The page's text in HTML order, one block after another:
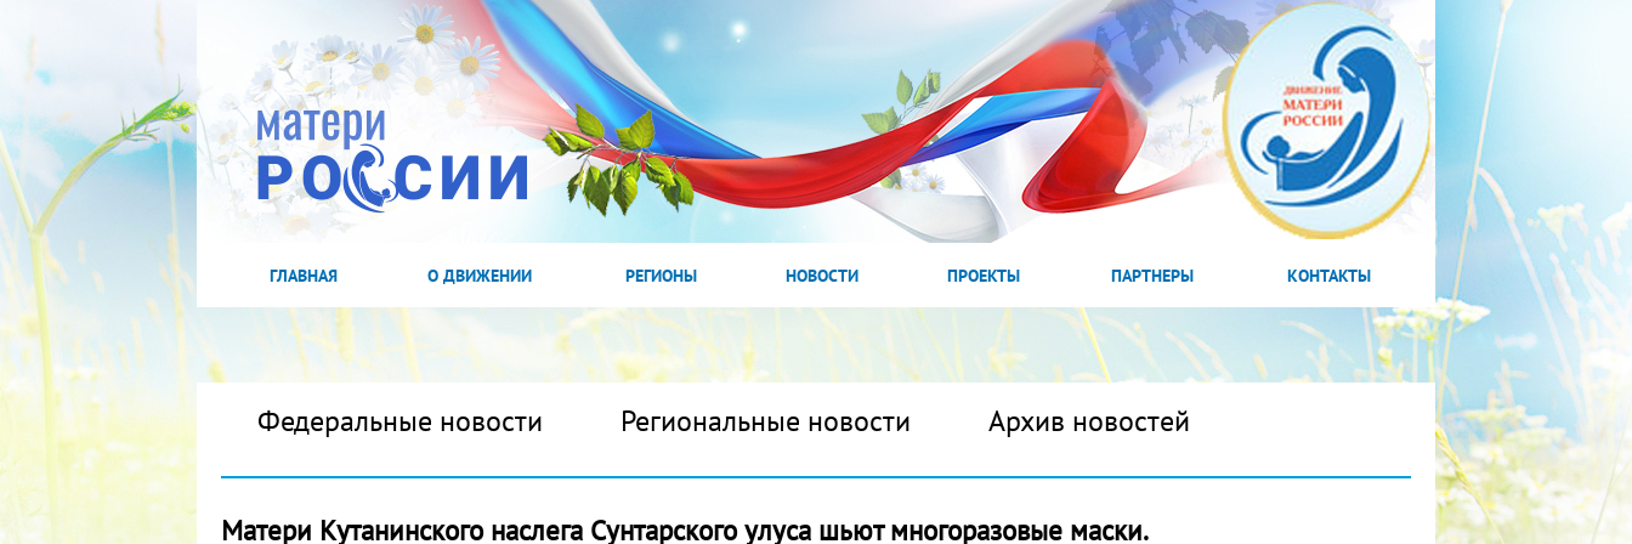
ГЛАВНАЯ О ДВИЖЕНИИ РЕГИОНЫ НОВОСТИ ПРОЕКТЫ ПАРТНЕРЫ КОНТАКТЫ
Федеральные новости Региональные новости Архив новостей
Матери Кутанинского наслега Сунтарского улуса шьют многоразовые маски.